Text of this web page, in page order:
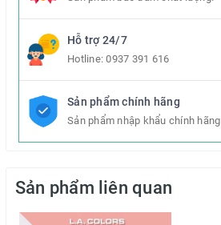
Hỗ trợ 24/7
Hotline:0937 391 616
Sản phẩm chính hãng
Sản phẩm nhập khẩu chính hãng
Sản phẩm liên quan